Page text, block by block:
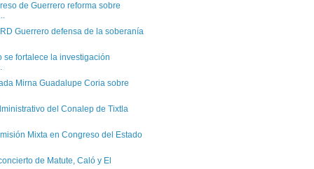
de Guerrero reforma sobre
Guerrero defensa de la soberanía
se fortalece la investigación
Mirna Guadalupe Coria sobre
del Conalep de Tixtla
Mixta en Congreso del Estado
de Matute, Caló y El